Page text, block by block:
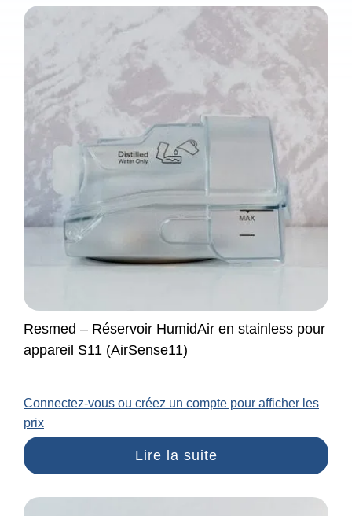
Resmed – Réservoir HumidAir en stainless pour
appareil S11 (AirSense11)
Connectez-vous ou créez un compte pour afficher les
prix
Lire la suite